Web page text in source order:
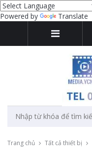
Powered by Translate
Trang chủ Tất cả thiết bị